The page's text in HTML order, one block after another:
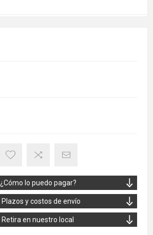
¿Cómo lo puedo pagar?
Plazos y costos de envío
Retira en nuestro local